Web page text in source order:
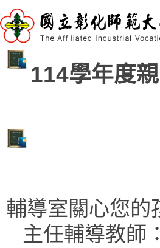
114學年度
輔導室關心您的
主任輔導教師